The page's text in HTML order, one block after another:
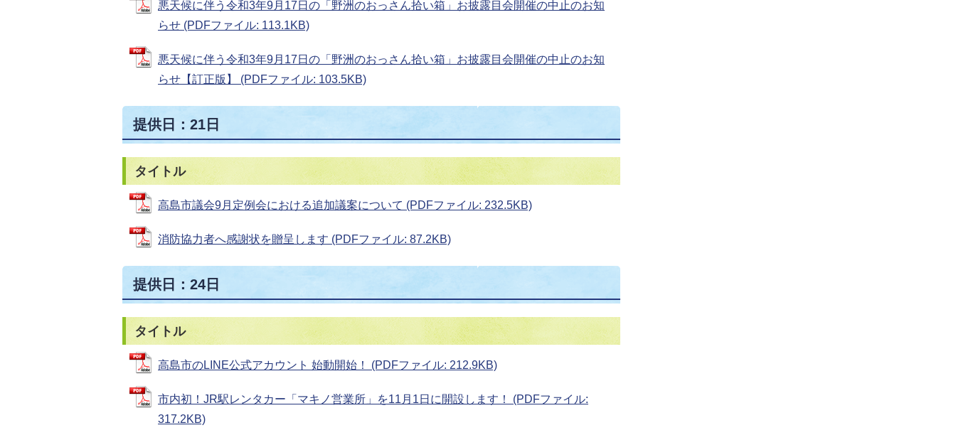
悪天候に伴う令和3年9月17日の「野洲のおっさん拾い箱」お披露目会開催の中止のお知
らせ (PDFファイル: 113.1KB)
悪天候に伴う令和3年9月17日の「野洲のおっさん拾い箱」お披露目会開催の中止のお知
らせ【訂正版】 (PDFファイル: 103.5KB)
提供日：21日
タイトル
高島市議会9月定例会における追加議案について (PDFファイル: 232.5KB)
消防協力者へ感謝状を贈呈します (PDFファイル: 87.2KB)
提供日：24日
タイトル
高島市のLINE公式アカウント 始動開始！ (PDFファイル: 212.9KB)
市内初！JR駅レンタカー「マキノ営業所」を11月1日に開設します！ (PDFファイル:
317.2KB)